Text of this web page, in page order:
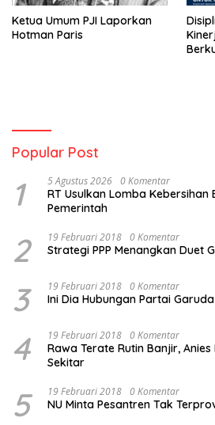
Ketua Umum PJI Laporkan
Hotman Paris
Popular Post
1 5 Agustus 2026 0 Komentar
RT Usulkan Lomba
Pemerintah
2 19 Februari 2018 0 Komentar
Strategi PPP Menangkan Duet
3 19 Februari 2018 0 Komentar
Ini Dia Hubungan Partai
4 19 Februari 2018 0 Komentar
Rawa Terate Rutin Banjir,
Sekitar
5 19 Februari 2018 0 Komentar
NU Minta Pesantren Tak